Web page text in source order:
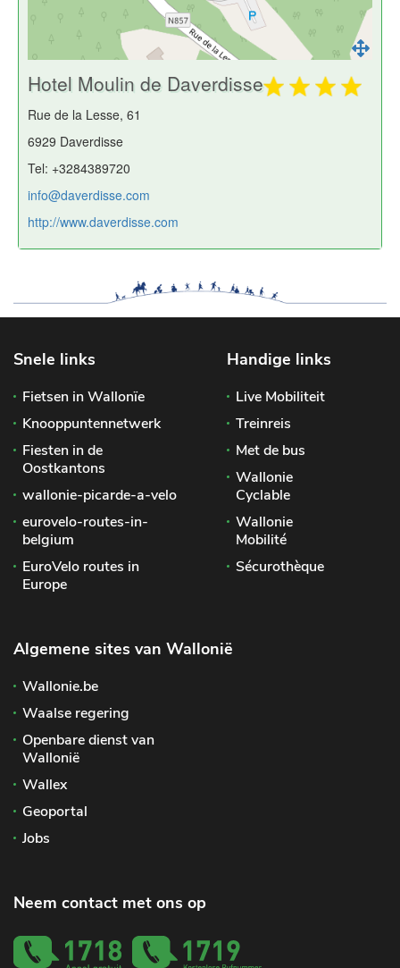
Hotel Moulin de Daverdisse
Rue de la Lesse, 61
6929 Daverdisse
Tel: +3284389720
info@daverdisse.com
http://www.daverdisse.com
Snele links
Fietsen in Wallonïe
Knooppuntennetwerk
Fiesten in de
Oostkantons
wallonie-picarde-a-velo
eurovelo-routes-in-
belgium
EuroVelo routes in
Europe
Handige links
Live Mobiliteit
Treinreis
Met de bus
Wallonie
Cyclable
Wallonie
Mobilité
Sécurothèque
Algemene sites van Wallonië
Wallonie.be
Waalse regering
Openbare dienst van
Wallonië
Wallex
Geoportal
Jobs
Neem contact met ons op